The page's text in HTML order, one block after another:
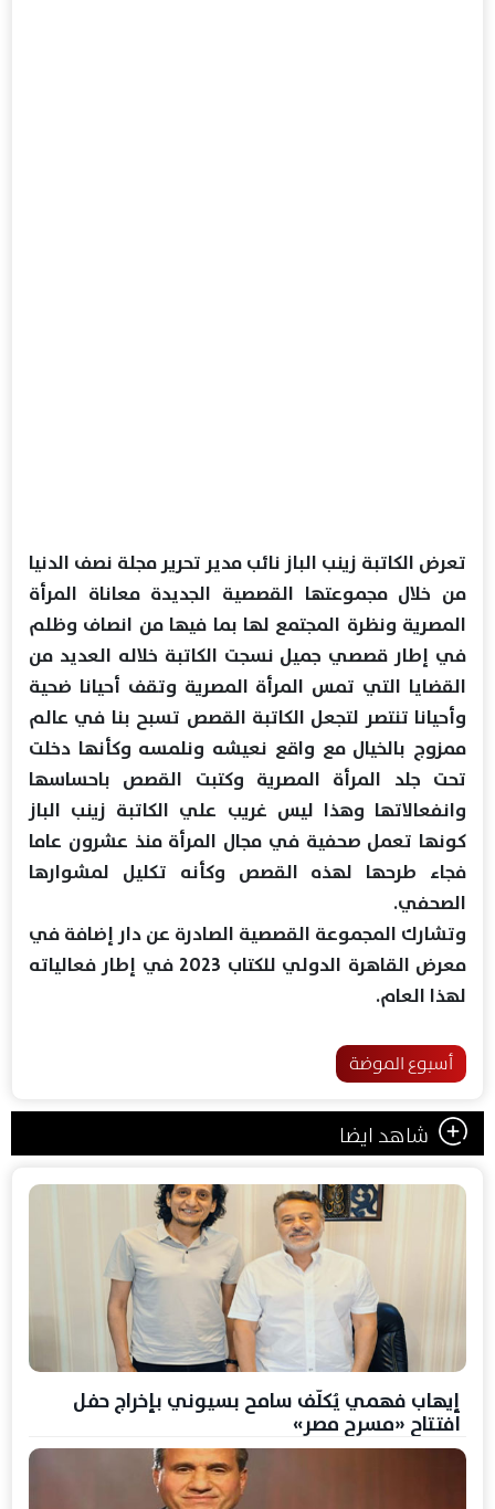
تعرض الكاتبة زينب الباز نائب مدير تحرير مجلة نصف الدنيا
من خلال مجموعتها القصصية الجديدة معاناة المرأة
المصرية ونظرة المجتمع لها بما فيها من انصاف وظلم
في إطار قصصي جميل نسجت الكاتبة خلاله العديد من
القضايا التي تمس المرأة المصرية وتقف أحيانا ضحية
وأحيانا تنتصر لتجعل الكاتبة القصص تسبح بنا في عالم
ممزوج بالخيال مع واقع نعيشه ونلمسه وكأنها دخلت
تحت جلد المرأة المصرية وكتبت القصص باحساسها
وانفعالاتها وهذا ليس غريب علي الكاتبة زينب الباز
كونها تعمل صحفية في مجال المرأة منذ عشرون عاما
فجاء طرحها لهذه القصص وكأنه تكليل لمشوارها
الصحفي.
وتشارك المجموعة القصصية الصادرة عن دار إضافة في
معرض القاهرة الدولي للكتاب 2023 في إطار فعالياته
لهذا العام.
أسبوع الموضة
شاهد ايضا
إيهاب فهمي يُكلّف سامح بسيوني بإخراج حفل
افتتاح «مسرح مصر»